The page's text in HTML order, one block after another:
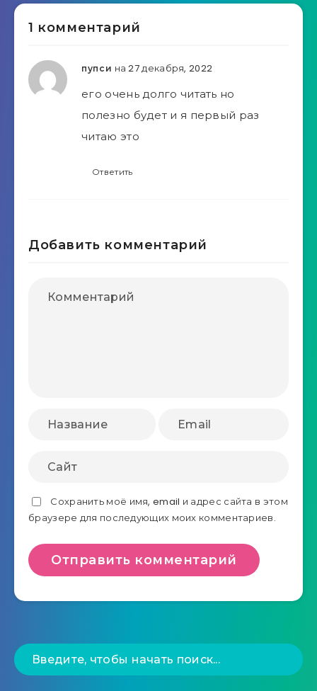
1 комментарий
пупси на 27 декабря, 2022
его очень долго читать но
полезно будет и я первый раз
читаю это
Ответить
Добавить комментарий
Сохранить моё имя, email и адрес сайта в этом
браузере для последующих моих комментариев.